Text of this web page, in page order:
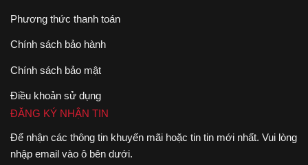
Phương thức thanh toán
Chính sách bảo hành
Chính sách bảo mật
Điều khoản sử dụng
ĐĂNG KÝ NHẬN TIN
Để nhận các thông tin khuyến mãi hoặc tin tin mới nhất. Vui lòng
nhập email vào ô bên dưới.